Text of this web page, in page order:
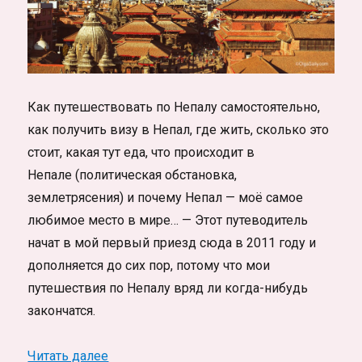
Как путешествовать по Непалу самостоятельно,
как получить визу в Непал, где жить, сколько это
стоит, какая тут еда, что происходит в
Непале (политическая обстановка,
землетрясения) и почему Непал — моё самое
любимое место в мире… — Этот путеводитель
начат в мой первый приезд сюда в 2011 году и
дополняется до сих пор, потому что мои
путешествия по Непалу вряд ли когда-нибудь
закончатся.
Читать далее«Путешествие в Непал самостоятельно.